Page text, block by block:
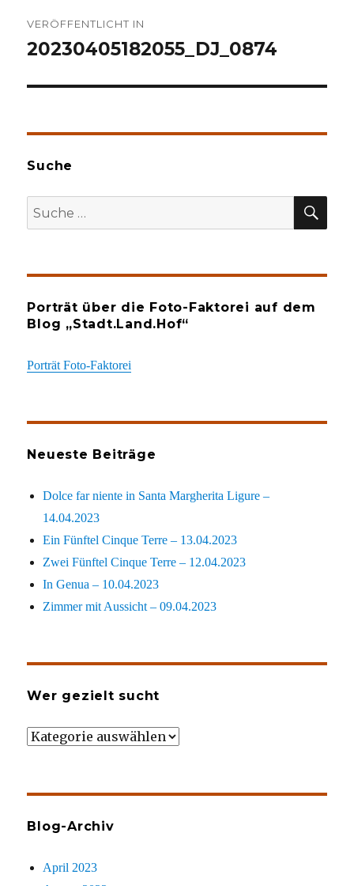
VERÖFFENTLICHT IN
20230405182055_DJ_0874
Suche
Suche
nach:
Porträt über die Foto-Faktorei auf dem
Blog „Stadt.Land.Hof“
Porträt Foto-Faktorei
Neueste Beiträge
Dolce far niente in Santa Margherita Ligure –
14.04.2023
Ein Fünftel Cinque Terre – 13.04.2023
Zwei Fünftel Cinque Terre – 12.04.2023
In Genua – 10.04.2023
Zimmer mit Aussicht – 09.04.2023
Wer gezielt sucht
Wer
Blog-Archiv
April 2023